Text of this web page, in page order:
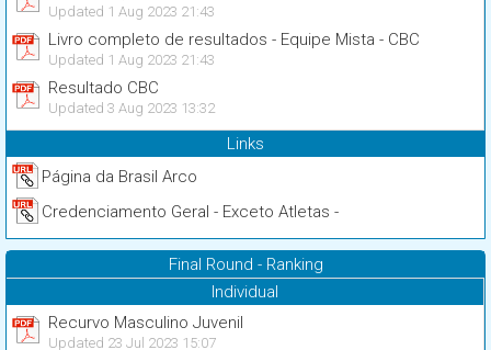
Updated 1 Aug 2023 21:43
Livro completo de resultados - Equipe Mista - CBC
Updated 1 Aug 2023 21:43
Resultado CBC
Updated 3 Aug 2023 13:32
Links
Página da Brasil Arco
Credenciamento Geral - Exceto Atletas -
Final Round - Ranking
Individual
Recurvo Masculino Juvenil
Updated 23 Jul 2023 15:07